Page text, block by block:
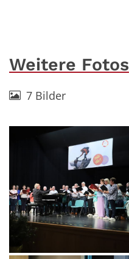
Weitere Fotos
7 Bilder